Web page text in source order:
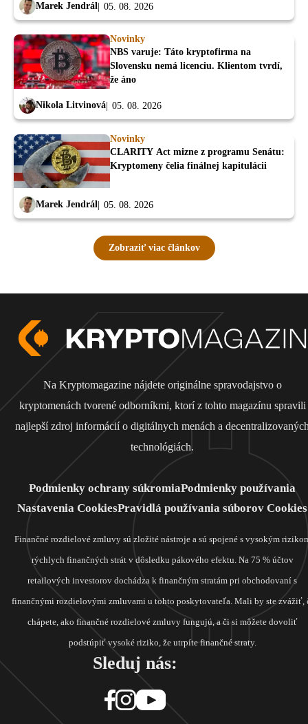
Marek Jendrál 05. 08. 2026
Novinky
NBS varuje: Táto kryptofirma na
Slovensku nemá licenciu. Klientom tvrdí,
že áno
Nikola Litvinová 05. 08. 2026
Novinky
CLARITY Act mizne z programu Senátu:
Kryptomeny čelia finálnej kapitulácii
Marek Jendrál 05. 08. 2026
Zobraziť viac článkov
Na Kryptomagazine nájdete originálne spravodajstvo o
kryptomenách tvorené odborníkmi, ktorí z tohto magazínu spravili
najlepší zdroj informácií o digitálnych menách a
technológiách.
Podmienky ochrany súkromiaPodmienky používania
Nastavenia CookiesPravidlá používania súborov Cookies
Finančné rozdielové zmluvy sú zložité nástroje a sú spojené s vysokým
rýchlych finančných strát v dôsledku pákového efektu. Na 75 % účtov
retailových investorov dochádza k finančným stratám pri obchodovaní s
finančnými rozdielovými zmluvami u tohto poskytovateľa. Mali by ste zvážiť,
chápete, ako finančné rozdielové zmluvy fungujú, a či si môžete dovoliť
podstúpiť vysoké riziko, že utrpíte finančné straty.
Sleduj nás: